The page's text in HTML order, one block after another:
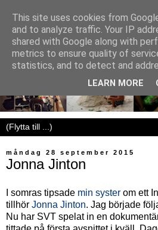
måndag 28 september 2015
Jonna Jinton
I somras tipsade min syster om ett
tillhör Jonna Jinton. Jag började
Nu har SVT spelat in en
This site uses cookies from
and to analyze traffic. Your IP
shared with Google along with
metrics to ensure quality of
statistics, and to detect and
LEARN MORE